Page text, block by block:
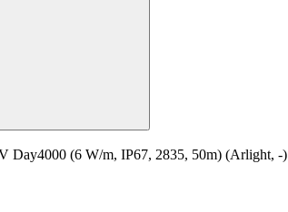
Day4000 (6 W/m, IP67, 2835, 50m) (Arlight, -)